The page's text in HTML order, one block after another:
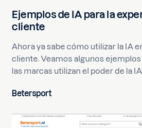
Ejemplos de IA para la
cliente
Ahora ya sabe cómo utilizar la IA
cliente. Veamos algunos ejemplos
las marcas utilizan el poder de la
Betersport